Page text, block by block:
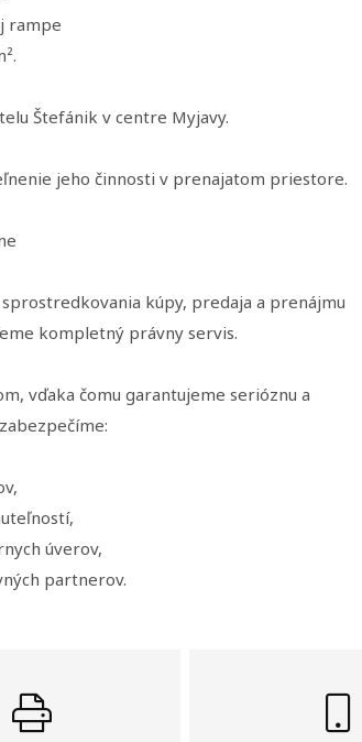
rampe
Štefánik v centre Myjavy.
jeho činnosti v prenajatom priestore.
kúpy, predaja a prenájmu
kompletný právny servis.
vďaka čomu garantujeme serióznu a
úverov,
partnerov.